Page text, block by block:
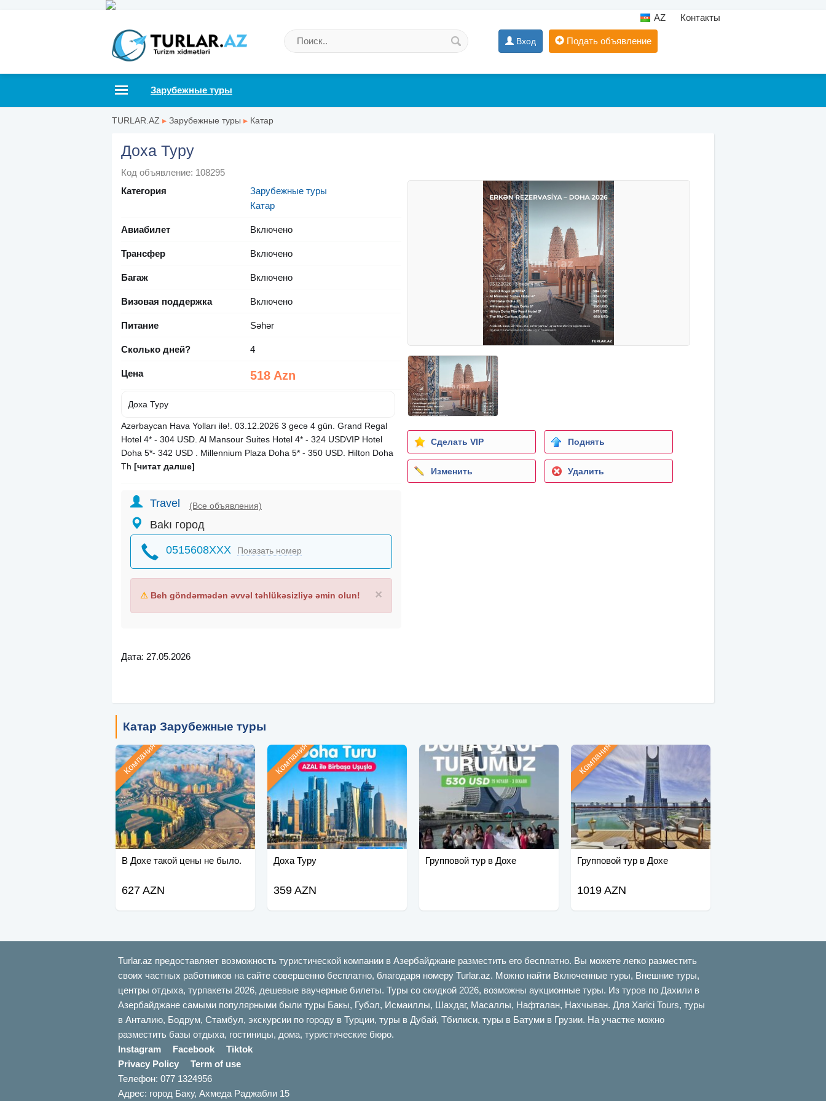
AZ Контакты
Вход Подать объявление
Зарубежные туры
TURLAR.AZ ▸ Зарубежные туры ▸ Катар
Доха Туру
Код объявление: 108295
Категория
Зарубежные туры
Катар
Авиабилет Включено
Трансфер Включено
Багаж Включено
Визовая поддержка Включено
Питание Səhər
Сколько дней? 4
Цена 518 Azn
Доха Туру
Azərbaycan Hava Yolları ilə!. 03.12.2026 3 gecə 4 gün. Grand Regal
Hotel 4* - 304 USD. Al Mansour Suites Hotel 4* - 324 USDVIP Hotel
Doha 5*- 342 USD . Millennium Plaza Doha 5* - 350 USD. Hilton Doha
Th [читат далше]
Travel (Все объявления)
Bakı город
0515608XXX Показать номер
×
⚠ Beh göndərmədən əvvəl təhlükəsizliyə əmin olun!
Дата: 27.05.2026
Сделать VIP Поднять
Изменить Удалить
Катар Зарубежные туры
В Дохе такой цены не было.
Компания
627 AZN
Доха Туру
Компания
359 AZN
Групповой тур в Дохе Групповой тур в Дохе
Компания
1019 AZN
Turlar.az предоставляет возможность туристической компании в Азербайджане разместить его бесплатно. Вы можете легко разместить
своих частных работников на сайте совершенно бесплатно, благодаря номеру Turlar.az. Можно найти Включенные туры, Внешние туры,
центры отдыха, турпакеты 2026, дешевые ваучерные билеты. Туры со скидкой 2026, возможны аукционные туры. Из туров по Дахили в
Азербайджане самыми популярными были туры Бакы, Губəл, Исмаиллы, Шахдаг, Масаллы, Нафталан, Нахчыван. Для Xarici Tours, туры
в Анталию, Бодрум, Стамбул, экскурсии по городу в Турции, туры в Дубай, Тбилиси, туры в Батуми в Грузии. На участке можно
разместить базы отдыха, гостиницы, дома, туристические бюро.
Instagram
Facebook
Tiktok
Privacy Policy
Term of use
Телефон: 077 1324956
Адрес: город Баку, Ахмеда Раджабли 15